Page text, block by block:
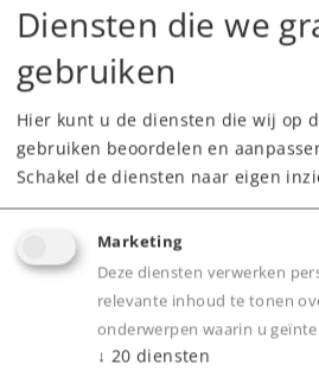
Downloads
Highlights
Lijkt sterk op het grote
Diensten die we
gebruiken
Hier kunt u de diensten die wij op
gebruiken beoordelen en
Schakel de diensten naar eigen
Marketing
Deze diensten verwerken
relevante inhoud te tonen
onderwerpen waarin u
↓ 20 diensten